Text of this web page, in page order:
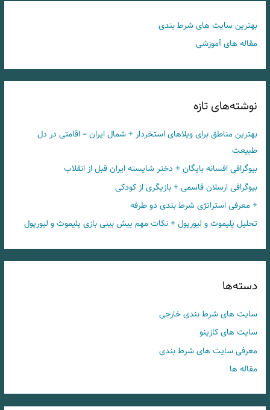
بهترین سایت های شرط بندی
مقاله های آموزشی
نوشته‌های تازه
بهترین مناطق برای ویلاهای استخردار + شمال ایران – اقامتی در دل
طبیعت
بیوگرافی افسانه بایگان + دختر شایسته ایران قبل از انقلاب
بیوگرافی ارسلان قاسمی + بازیگری از کودکی
+ معرفی استراتژی شرط بندی دو طرفه
تحلیل پلیموث و لیورپول + نکات مهم پیش بینی بازی پلیموث و لیورپول
دسته‌ها
سایت های شرط بندی خارجی
سایت های کازینو
معرفی سایت های شرط بندی
مقاله ها